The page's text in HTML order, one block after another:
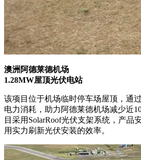
澳洲阿德莱德机场
1.28MW屋顶光伏电站
该项目位于机场临时停车场屋顶，通
电力消耗，助力阿德莱德机场减少近
目采用SolarRoof光伏支架系统，产品
用实力刷新光伏安装的效率。